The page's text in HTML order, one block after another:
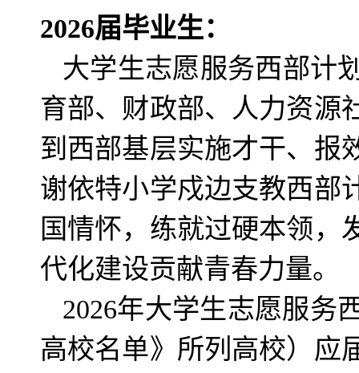
2026届毕业生：
大学生志愿服务西部计
育部、财政部、人力资源
到西部基层实施才干、报
谢依特小学戍边支教西部
国情怀，练就过硬本领，
代化建设贡献青春力量。
2026年大学生志愿服务
高校名单》所列高校）应